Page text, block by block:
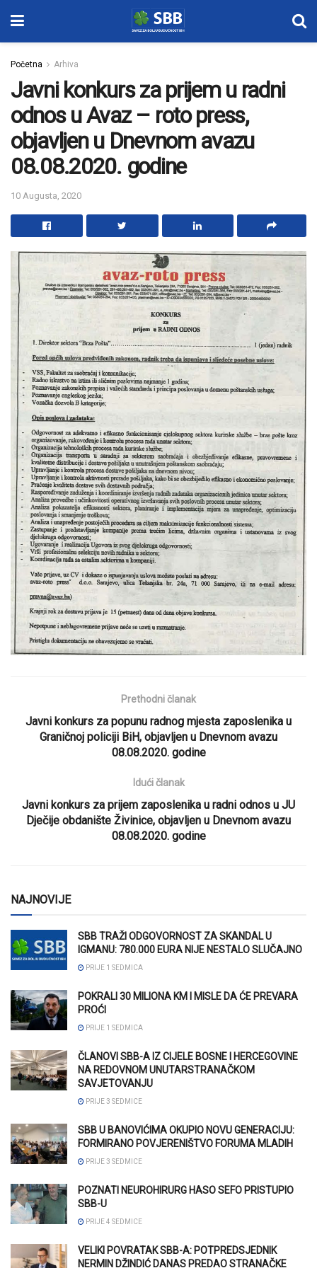
Početna Arhiva
Javni konkurs za prijem u radni
odnos u Avaz – roto press,
objavljen u Dnevnom avazu
08.08.2020. godine
10 Augusta, 2020
Prethodni članak
Javni konkurs za popunu radnog mjesta zaposlenika u
Graničnoj policiji BiH, objavljen u Dnevnom avazu
08.08.2020. godine
Idući članak
Javni konkurs za prijem zaposlenika u radni odnos u JU
Dječije obdanište Živinice, objavljen u Dnevnom avazu
08.08.2020. godine
NAJNOVIJE
SBB TRAŽI ODGOVORNOST ZA SKANDAL U
IGMANU: 780.000 EURA NIJE NESTALO SLUČAJNO
PRIJE 1 SEDMICA
POKRALI 30 MILIONA KM I MISLE DA ĆE PREVARA
PROĆI
PRIJE 1 SEDMICA
ČLANOVI SBB-A IZ CIJELE BOSNE I HERCEGOVINE
NA REDOVNOM UNUTARSTRANAČKOM
SAVJETOVANJU
PRIJE 3 SEDMICE
SBB U BANOVIĆIMA OKUPIO NOVU GENERACIJU:
FORMIRANO POVJERENIŠTVO FORUMA MLADIH
PRIJE 3 SEDMICE
POZNATI NEUROHIRURG HASO SEFO PRISTUPIO
SBB-U
PRIJE 4 SEDMICE
VELIKI POVRATAK SBB-A: POTPREDSJEDNIK
NERMIN DŽINDIĆ DANAS PREDAO STRANAČKE